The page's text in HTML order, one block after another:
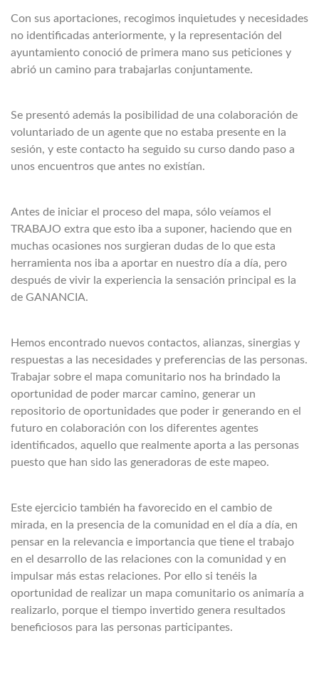
Con sus aportaciones, recogimos inquietudes y necesidades
no identificadas anteriormente, y la representación del
ayuntamiento conoció de primera mano sus peticiones y
abrió un camino para trabajarlas conjuntamente.
Se presentó además la posibilidad de una colaboración de
voluntariado de un agente que no estaba presente en la
sesión, y este contacto ha seguido su curso dando paso a
unos encuentros que antes no existían.
Antes de iniciar el proceso del mapa, sólo veíamos el
TRABAJO extra que esto iba a suponer, haciendo que en
muchas ocasiones nos surgieran dudas de lo que esta
herramienta nos iba a aportar en nuestro día a día, pero
después de vivir la experiencia la sensación principal es la
de GANANCIA.
Hemos encontrado nuevos contactos, alianzas, sinergias y
respuestas a las necesidades y preferencias de las personas.
Trabajar sobre el mapa comunitario nos ha brindado la
oportunidad de poder marcar camino, generar un
repositorio de oportunidades que poder ir generando en el
futuro en colaboración con los diferentes agentes
identificados, aquello que realmente aporta a las personas
puesto que han sido las generadoras de este mapeo.
Este ejercicio también ha favorecido en el cambio de
mirada, en la presencia de la comunidad en el día a día, en
pensar en la relevancia e importancia que tiene el trabajo
en el desarrollo de las relaciones con la comunidad y en
impulsar más estas relaciones. Por ello si tenéis la
oportunidad de realizar un mapa comunitario os animaría a
realizarlo, porque el tiempo invertido genera resultados
beneficiosos para las personas participantes.